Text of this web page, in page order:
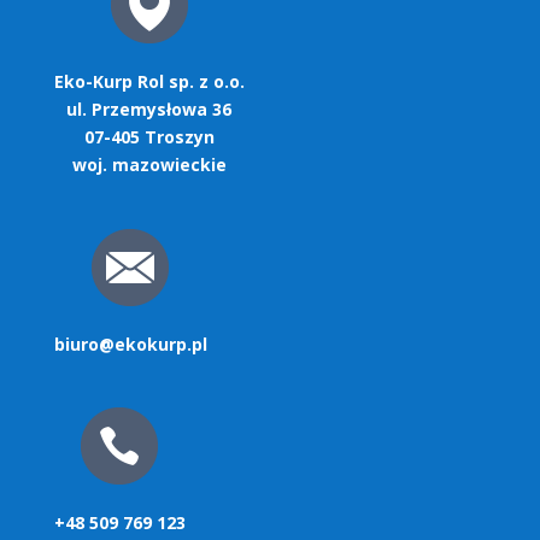
Eko-Kurp Rol sp. z o.o.
ul. Przemysłowa 36
07-405 Troszyn
woj. mazowieckie
biuro@ekokurp.pl
+48 509 769 123